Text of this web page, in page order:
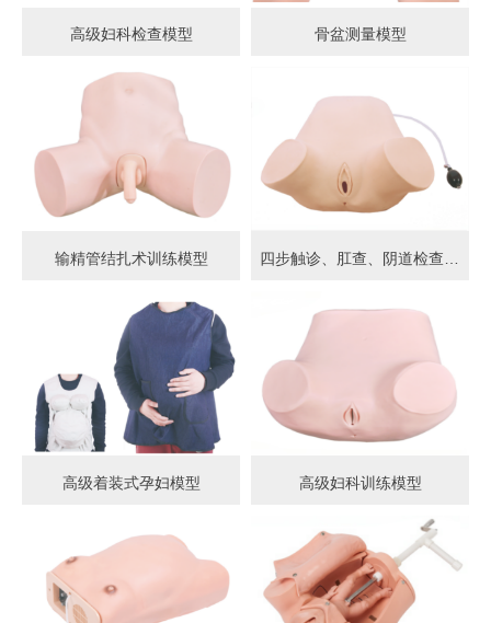
高级妇科检查模型 骨盆测量模型
输精管结扎术训练模型 四步触诊、肛查、阴道检查训练模型
高级着装式孕妇模型 高级妇科训练模型